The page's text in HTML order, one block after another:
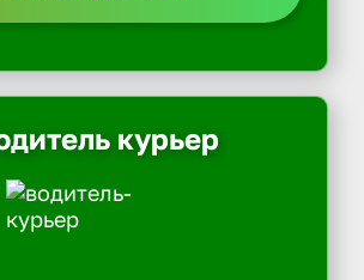
курьер